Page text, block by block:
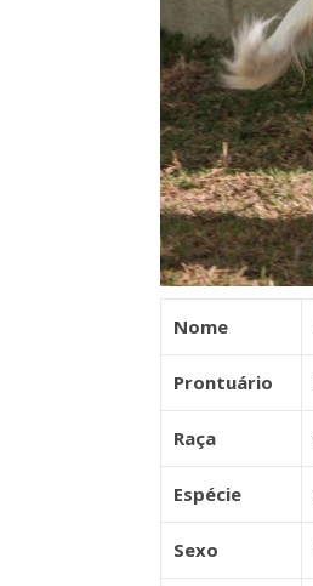
Nome
Prontuário
Raça
Espécie
Sexo